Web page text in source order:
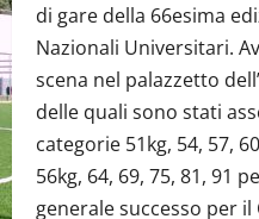
di gare della 66esima
Nazionali Universitari.
scena nel palazzetto
delle quali sono stati
categorie 51kg, 54, 57,
56kg, 64, 69, 75, 81, 91
generale successo per il